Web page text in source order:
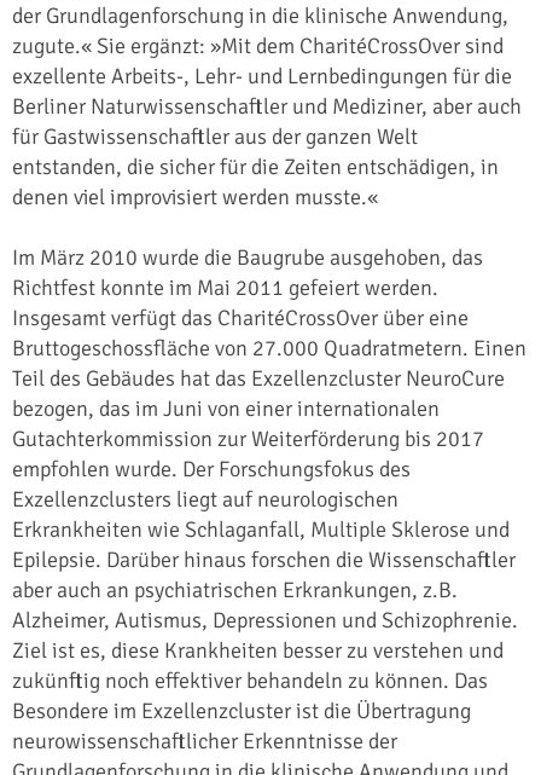
der Grundlagenforschung in die klinische Anwendung,
zugute.« Sie ergänzt: »Mit dem CharitéCrossOver sind
exzellente Arbeits-, Lehr- und Lernbedingungen für die
Berliner Naturwissenschaftler und Mediziner, aber auch
für Gastwissenschaftler aus der ganzen Welt
entstanden, die sicher für die Zeiten entschädigen, in
denen viel improvisiert werden musste.«
Im März 2010 wurde die Baugrube ausgehoben, das
Richtfest konnte im Mai 2011 gefeiert werden.
Insgesamt verfügt das CharitéCrossOver über eine
Bruttogeschossfläche von 27.000 Quadratmetern. Einen
Teil des Gebäudes hat das Exzellenzcluster NeuroCure
bezogen, das im Juni von einer internationalen
Gutachterkommission zur Weiterförderung bis 2017
empfohlen wurde. Der Forschungsfokus des
Exzellenzclusters liegt auf neurologischen
Erkrankheiten wie Schlaganfall, Multiple Sklerose und
Epilepsie. Darüber hinaus forschen die Wissenschaftler
aber auch an psychiatrischen Erkrankungen, z.B.
Alzheimer, Autismus, Depressionen und Schizophrenie.
Ziel ist es, diese Krankheiten besser zu verstehen und
zukünftig noch effektiver behandeln zu können. Das
Besondere im Exzellenzcluster ist die Übertragung
neurowissenschaftlicher Erkenntnisse der